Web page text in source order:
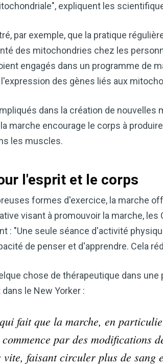
expliquent les
par exemple, que la pratique
des mitochondries chez les
engagés dans un programme de
des gènes liés aux
dans la création de
marche encourage le corps à
les muscles.
l'esprit et le corps
formes d'exercice, la marche
visant à promouvoir la marche,
: "Une seule séance d'activité
de penser et d'apprendre. Cela
chose de thérapeutique dans
le New Yorker :
fait que la marche, en
par des modifications
vite, faisant circuler plus de sang